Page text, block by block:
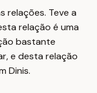
relações. Teve a
relação é uma
bastante
e desta relação
Dinis.